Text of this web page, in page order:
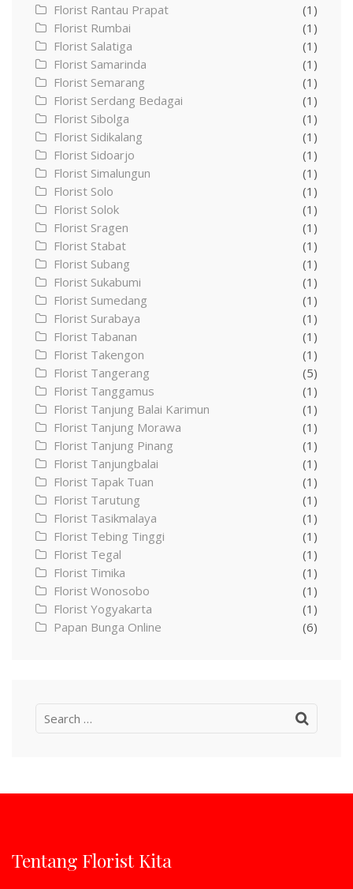
Florist Rantau Prapat
(1)
Florist Rumbai
(1)
Florist Salatiga
(1)
Florist Samarinda
(1)
Florist Semarang
(1)
Florist Serdang Bedagai
(1)
Florist Sibolga
(1)
Florist Sidikalang
(1)
Florist Sidoarjo
(1)
Florist Simalungun
(1)
Florist Solo
(1)
Florist Solok
(1)
Florist Sragen
(1)
Florist Stabat
(1)
Florist Subang
(1)
Florist Sukabumi
(1)
Florist Sumedang
(1)
Florist Surabaya
(1)
Florist Tabanan
(1)
Florist Takengon
(1)
Florist Tangerang
(5)
Florist Tanggamus
(1)
Florist Tanjung Balai Karimun
(1)
Florist Tanjung Morawa
(1)
Florist Tanjung Pinang
(1)
Florist Tanjungbalai
(1)
Florist Tapak Tuan
(1)
Florist Tarutung
(1)
Florist Tasikmalaya
(1)
Florist Tebing Tinggi
(1)
Florist Tegal
(1)
Florist Timika
(1)
Florist Wonosobo
(1)
Florist Yogyakarta
(1)
Papan Bunga Online
(6)
Search
Tentang Florist Kita